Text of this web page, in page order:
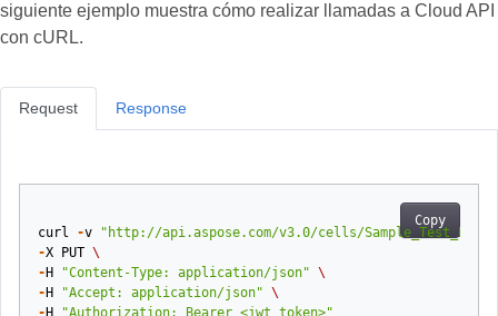
siguiente ejemplo muestra cómo realizar llamadas a Cloud API
con cURL.
Request
Copy
curl -v
"http://api.aspose.com/v3.0/cells/
-X PUT \
- H "Content-Type: application/json" \
- H "Accept: application/json" \
- H "Authorization: Bearer <jwt token>"
Response